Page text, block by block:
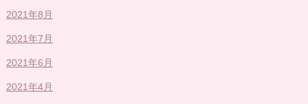
2021年8月
2021年7月
2021年6月
2021年4月